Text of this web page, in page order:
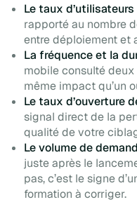
Le taux
rapporté au nombre
entre déploiement et
La fréquence et la
mobile consulté deux
même impact qu’un
Le taux d’ouverture
signal direct de la
qualité de votre
Le volume de
juste après le
pas, c’est le signe
formation à corriger.